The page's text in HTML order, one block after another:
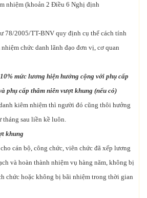
nhiệm (khoản 2 Điều 6 Nghị định
78/2005/TT-BNV quy định cụ thể cách tính
chức danh lãnh đạo đơn vị, cơ quan
mức lương hiện hưởng cộng với phụ cấp
phụ cấp thâm niên vượt khung (nếu có)
kiêm nhiệm thì người đó cũng thôi hưởng
tháng sau liền kề luôn.
khung
cán bộ, công chức, viên chức đã xếp lương
và hoàn thành nhiệm vụ hàng năm, không bị
chức hoặc không bị bãi nhiệm trong thời gian